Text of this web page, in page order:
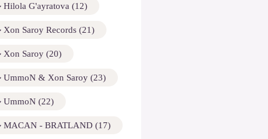
Hilola G'ayratova (12)
Xon Saroy Records (21)
Xon Saroy (20)
UmmoN & Xon Saroy (23)
UmmoN (22)
MACAN - BRATLAND (17)